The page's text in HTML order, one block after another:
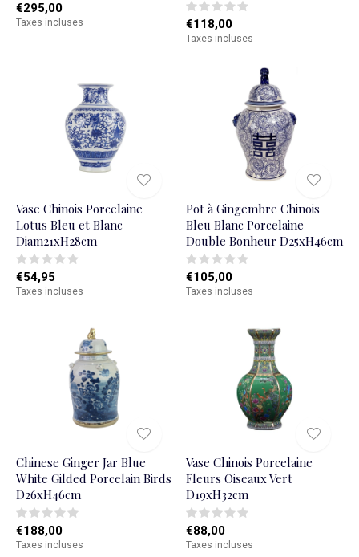
€295,00
Taxes incluses €118,00
Taxes incluses
Vase Chinois Porcelaine
Lotus Bleu et Blanc
Diam21xH28cm
€54,95
Taxes incluses
Pot à Gingembre Chinois
Bleu Blanc Porcelaine
Double Bonheur D25xH46cm
€105,00
Taxes incluses
Chinese Ginger Jar Blue
White Gilded Porcelain Birds
D26xH46cm
€188,00
Taxes incluses
Vase Chinois Porcelaine
Fleurs Oiseaux Vert
D19xH32cm
€88,00
Taxes incluses